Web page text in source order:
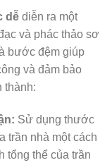
dễ diễn ra một
và phác thảo sơ
bước đệm giúp
và đảm bảo
thành:
Sử dụng thước
trần nhà một cách
tổng thể của trần